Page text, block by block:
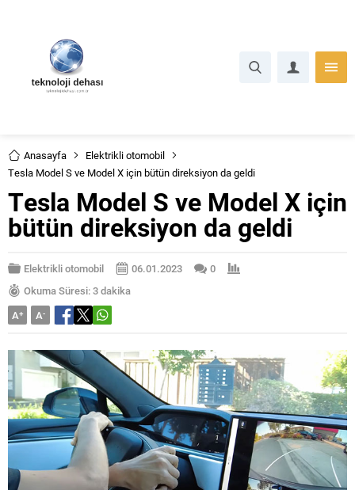
Anasayfa
Elektrikli otomobil
Tesla Model S ve Model X için bütün direksiyon da geldi
Tesla Model S ve Model X için
bütün direksiyon da geldi
Elektrikli otomobil 06.01.2023
0
Okuma Süresi: 3 dakika
A+ A-